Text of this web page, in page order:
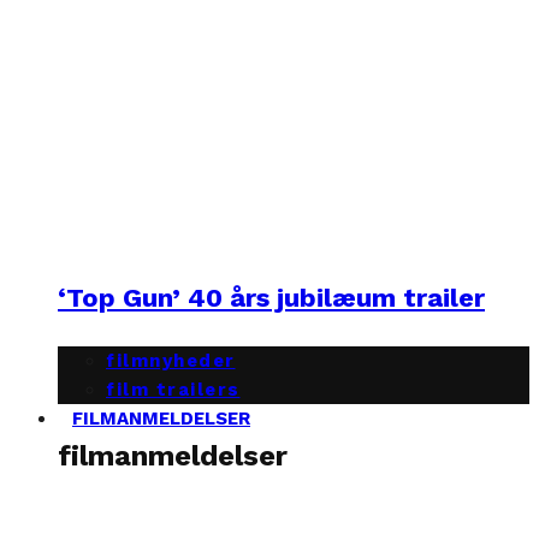
‘Top Gun’ 40 års jubilæum trailer
filmnyheder
film trailers
FILMANMELDELSER
filmanmeldelser